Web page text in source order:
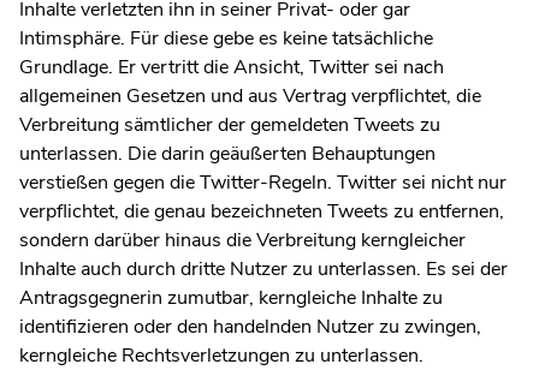
Inhalte verletzten ihn in seiner Privat- oder gar
Intimsphäre. Für diese gebe es keine tatsächliche
Grundlage. Er vertritt die Ansicht, Twitter sei nach
allgemeinen Gesetzen und aus Vertrag verpflichtet, die
Verbreitung sämtlicher der gemeldeten Tweets zu
unterlassen. Die darin geäußerten Behauptungen
verstießen gegen die Twitter-Regeln. Twitter sei nicht nur
verpflichtet, die genau bezeichneten Tweets zu entfernen,
sondern darüber hinaus die Verbreitung kerngleicher
Inhalte auch durch dritte Nutzer zu unterlassen. Es sei der
Antragsgegnerin zumutbar, kerngleiche Inhalte zu
identifizieren oder den handelnden Nutzer zu zwingen,
kerngleiche Rechtsverletzungen zu unterlassen.